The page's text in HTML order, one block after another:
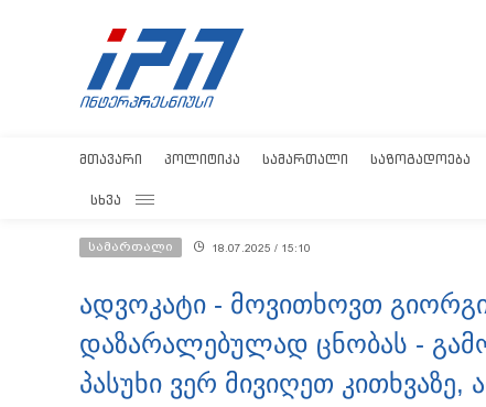
ᲛᲗᲐᲕᲐᲠᲘ ᲞᲝᲚᲘᲢᲘᲙᲐ ᲡᲐᲛᲐᲠᲗᲐᲚᲘ ᲡᲐᲖᲝᲒᲐᲓᲝᲔᲑᲐ
ᲡᲮᲕᲐ
სამართალი 18.07.2025 / 15:10
ადვოკატი - მოვითხოვთ
დაზარალებულად ცნობას -
პასუხი ვერ მივიღეთ